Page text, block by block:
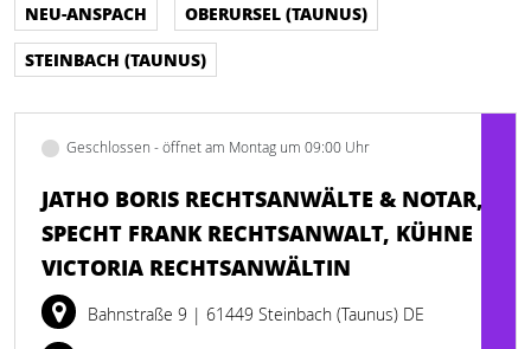
NEU-ANSPACH
OBERURSEL (TAUNUS)
STEINBACH (TAUNUS)
Geschlossen - öffnet am Montag um 09:00 Uhr
JATHO BORIS RECHTSANWÄLTE & NOTAR,
SPECHT FRANK RECHTSANWALT, KÜHNE
VICTORIA RECHTSANWÄLTIN
Bahnstraße 9 | 61449 Steinbach (Taunus) DE